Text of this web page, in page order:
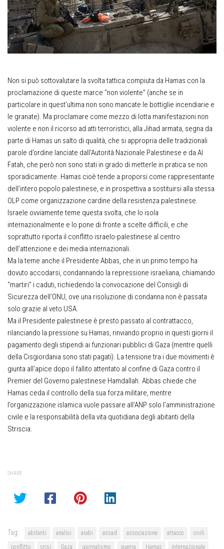
Non si può sottovalutare la svolta tattica compiuta da Hamas con la
proclamazione di queste marce “non violente” (anche se in
particolare in quest’ultima non sono mancate le bottiglie incendiarie e
le granate). Ma proclamare come mezzo di lotta manifestazioni non
violente e non il ricorso ad atti terroristici, alla Jihad armata, segna da
parte di Hamas un salto di qualità, che si appropria delle tradizionali
parole d’ordine lanciate dall’Autorità Nazionale Palestinese e da Al
Fatah, che però non sono stati in grado di metterle in pratica se non
sporadicamente. Hamas cioè tende a proporsi come rappresentante
dell’intero popolo palestinese, e in prospettiva a sostituirsi alla stessa
OLP come organizzazione cardine della resistenza palestinese.
Israele ovviamente teme questa svolta, che lo isola
internazionalmente e lo pone di fronte a scelte difficili, e che
soprattutto riporta il conflitto israelo-palestinese al centro
dell’attenzione e dei media internazionali.
Ma la teme anche il Presidente Abbas, che in un primo tempo ha
dovuto accodarsi, condannando la repressione israeliana, chiamando
“martiri” i caduti, richiedendo la convocazione del Consigli di
Sicurezza dell’ONU, ove una risoluzione di condanna non è passata
solo grazie al veto USA.
Ma il Presidente palestinese è presto passato al contrattacco,
rilanciando la pressione su Hamas, rinviando proprio in questi giorni il
pagamento degli stipendi ai funzionari pubblici di Gaza (mentre quelli
della Cisgiordania sono stati pagati). La tensione tra i due movimenti è
giunta all’apice dopo il fallito attentato al confine di Gaza contro il
Premier del Governo palestinese Hamdallah. Abbas chiede che
Hamas ceda il controllo della sua forza militare, mentre
l’organizzazione islamica vuole passare all’ANP solo l’amministrazione
civile e la responsabilità della vita quotidiana degli abitanti della
Striscia.
SHARE
Tag: abitanti analisi arabi assad associazione attacco
civili
conflitto
crisi Gaza giornalismo guerra Hamas internazionale